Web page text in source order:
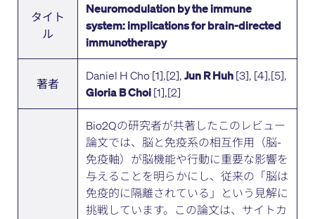
タイト
ル
Neuromodulation by the immune
system: implications for brain-directed
immunotherapy
著者
Daniel H Cho [1],[2],Jun R Huh [3], [4],[5],
Gloria B Choi [1],[2]
Bio2Qの研究者が共著したこのレビュー
論文では、脳と免疫系の相互作用（脳-
免疫軸）が脳機能や行動に重要な影響を
与えることを明らかにし、従来の「脳は
免疫的に隔離されている」という見解に
挑戦しています。この論文は、サイトカ